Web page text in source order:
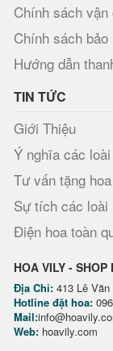
Chính sách vận
Chính sách bảo
Hướng dẫn
TIN TỨC
Giới Thiệu
Ý nghĩa các
Tư vấn tặng hoa
Sự tích các loài
Điện hoa toàn
HOA VILY -
Địa Chỉ: 413 Lê
Hotline đặt hoa:
Mail:
Web: hoavily.com